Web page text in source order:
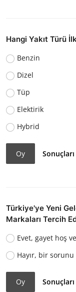
Hangi Yakıt Türü
Benzin
Dizel
Tüp
Elektirik
Hybrid
Oy
Türkiye'ye Yeni
Markaları Tercih
Evet, gayet hoş
Hayır, bir sorunu
Oy